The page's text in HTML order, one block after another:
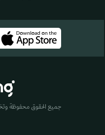
جميع الحقوق محفوظة